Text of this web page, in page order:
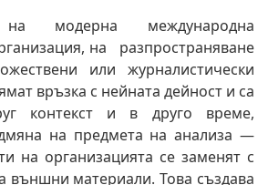
на модерна международна
на разпространяване
или журналистически
връзка с нейната дейност и са
контекст и в друго време,
на предмета на анализа —
на организацията се заменят с
външни материали. Това създава